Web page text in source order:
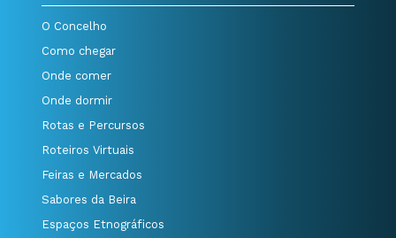
O Concelho
Como chegar
Onde comer
Onde dormir
Rotas e Percursos
Roteiros Virtuais
Feiras e Mercados
Sabores da Beira
Espaços Etnográficos